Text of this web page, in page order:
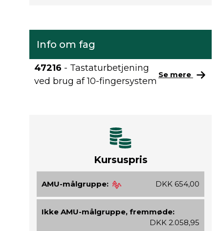
Info om fag
47216 - Tastaturbetjening
ved brug af 10-fingersystem
Se mere
Kursuspris
AMU-målgruppe: DKK 654,00
Ikke AMU-målgruppe, fremmøde:
DKK 2.058,95